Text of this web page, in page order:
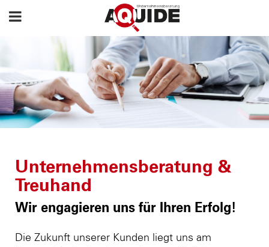
Unternehmensberatung &
Treuhand
Wir engagieren uns für Ihren Erfolg!
Die Zukunft unserer Kunden liegt uns am